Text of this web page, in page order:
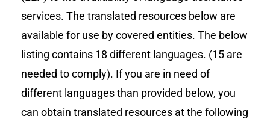
services. The translated resources below are
available for use by covered entities. The below
listing contains 18 different languages. (15 are
needed to comply). If you are in need of
different languages than provided below, you
can obtain translated resources at the following